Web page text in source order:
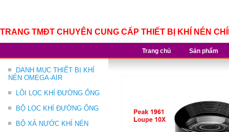
TRANG TMĐT CHUYÊN CUNG CẤP THIẾT BỊ KHÍ NÉN
Trang chủ Sản phẩm
DANH MỤC THIẾT BỊ KHÍ
NÉN OMEGA-AIR
LÕI LỌC KHÍ ĐƯỜNG ỐNG
BỘ LỌC KHÍ ĐƯỜNG ỐNG
BỘ XẢ NƯỚC KHÍ NÉN